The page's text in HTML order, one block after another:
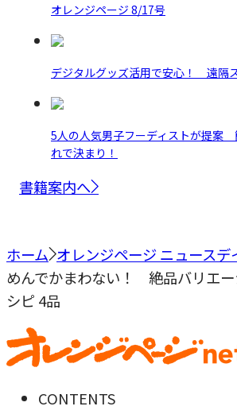
オレンジページ 8/17号
デジタルグッズ活用で安心！ 遠隔
5人の人気男子フーディストが提案
れで決まり！
書籍案内へ
ホーム オレンジページ ニュースデ
めんでかまわない！ 絶品バリエ
シピ 4品
CONTENTS